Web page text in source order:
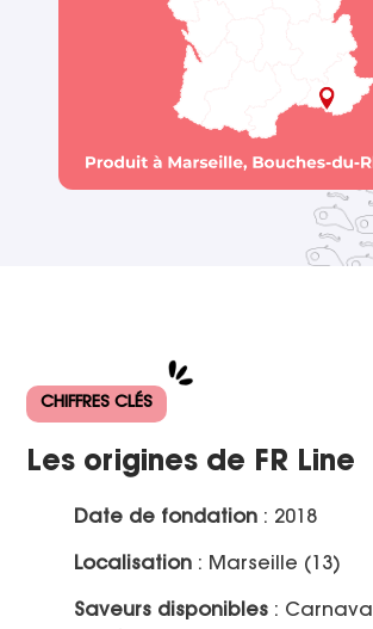
CHIFFRES CLÉS
Les origines de FR Line
Date de fondation : 2018
Localisation : Marseille (13)
Saveurs disponibles :